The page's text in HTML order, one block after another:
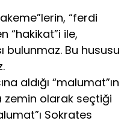
“ferdi
“hakikat”i ile,
bulunmaz. Bu hususu
aldığı “malumat”ın
zemin olarak seçtiği
Sokrates